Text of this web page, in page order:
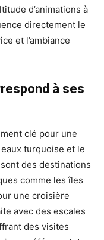
d’animations à
directement le
et l’ambiance
à ses
clé pour une
turquoise et le
des destinations
comme les îles
une croisière
avec des escales
des visites